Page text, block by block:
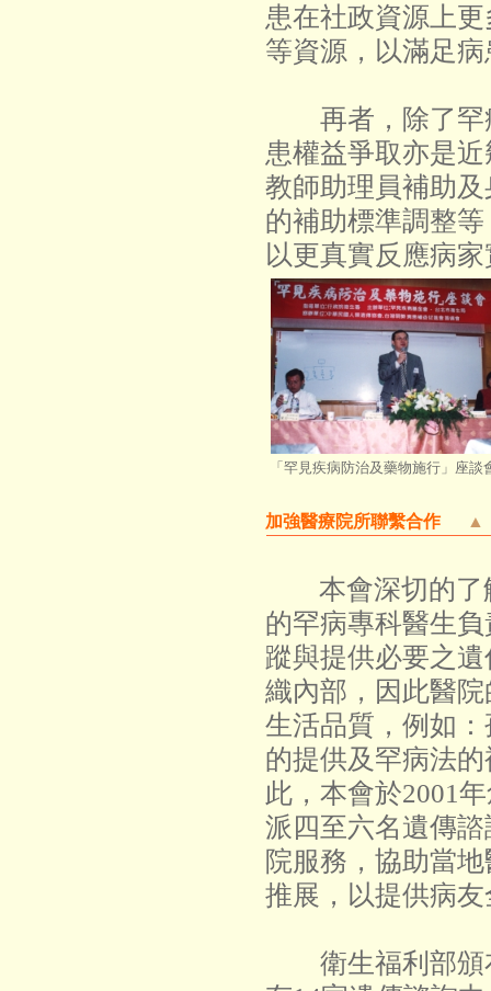
患在社政資源上
等資源，以滿足
再者，除了罕
患權益爭取亦是
教師助理員補助
的補助標準調整
以更真實反應病
「罕見疾病防治及藥物施行」座談
加強醫療院所聯繫合作 ▲
本會深切的
的罕病專科醫生
蹤與提供必要之
織內部，因此醫
生活品質，例如
的提供及罕病法
此，本會於2001
派四至六名遺傳
院服務，協助當
推展，以提供病
衛生福利部頒